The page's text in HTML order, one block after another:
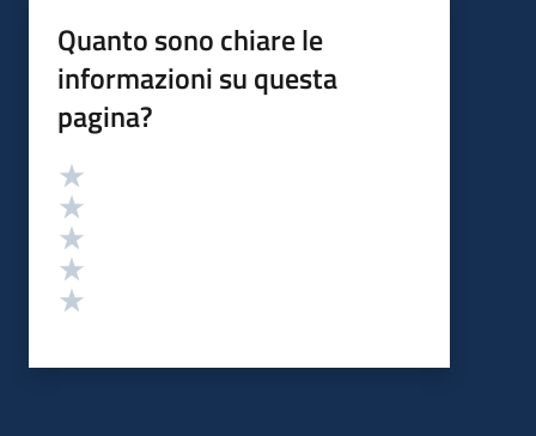
Quanto sono chiare le
informazioni su questa
pagina?
Valutazione